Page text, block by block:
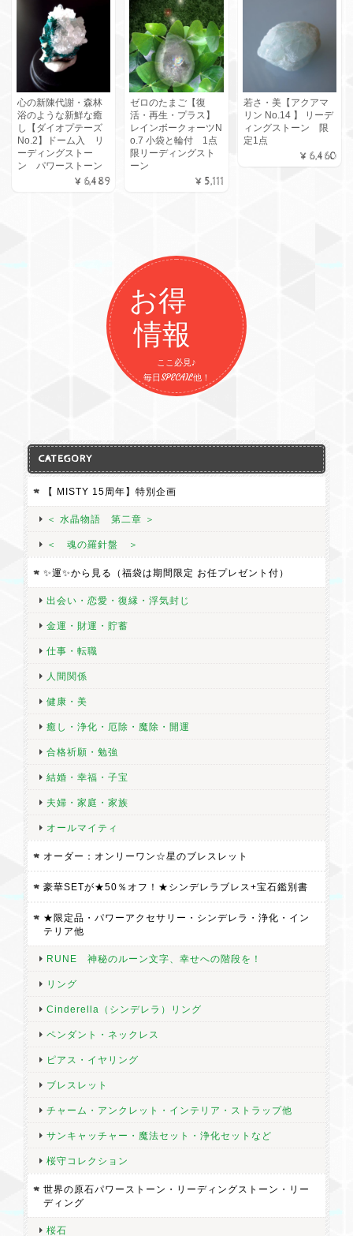
本当に可愛い子です アンダラクリスタルの様な氷の様な 今までに
お迎えした事がないタイプの子です 私がお迎えできた事嬉しいで
す ありがとうございました🥰
★【ご案内済みのお客様専用】マダガスカルローズクォーツ ダブルハート(愛と美の女神アフロディーテ) 数量限定
2026/07/31
ローズクォーツのダブルハート😍 一目惚れでした！ ショップさま
2026/07/31
本日届きました✨本当に可愛くて気に入りました♥綺麗な色でうっ
とりしちゃいます☺♥ ギフトも最高に可愛くて早速つけます! あり
【ふたつの命】琥珀(アンバー)ペンダント 数量限定 (鎖 とコード両方付&ポシェット付）
2026/07/31
配慮に感謝致します アンバーは映画ジュラシックパークの印象が
強く太古の空気がある様な感じがします 2つのアンバー 大切にし
「悪い事しかない連鎖を止めたい」「今の状況を変えたい」そん
ので、初めに気になったこちらに決めました。 不思議な事に手に
した時、悲観的な気持ちだったのに気にならなくなったと言う
持ちのまま、環境も運も変えていけたら良いなと思っています。
2026/07/23
普段使いに出来るネックレスが欲しかったタイミングで、こちら
のお品に出会いました。 どのお品にと迷っていた時に飛び込んで
来て、すぐに決まるなんて優柔不断な私にとっては珍しい事でし
す。 素敵なお品とのご縁をありがとうございました。
とてもキレイだなと思い購入したのですが、お写真以上にキレイ
なお品が届きました。 天然石の浄化に使わせて頂こうと思ってお
ります。
心の新陳代謝・森林
浴のような新鮮な癒
し【ダイオプテーズ
No.2】ドーム入 リ
ーディングストー
ン パワーストーン
¥6,489
ゼロのたまご【復
活・再生・プラス】
レインボークォーツN
o.7 小袋と輪付 1点
限リーディングスト
ーン
¥5,111
若さ・美【アクアマ
リン No.14 】 リーデ
ィングストーン 限
定1点
¥6,460
お得
情報
ここ必見♪
毎日SPECAIL他！
CATEGORY
【 MISTY 15周年】特別企画
＜ 水晶物語 第二章 ＞
＜ 魂の羅針盤 ＞
✨運✨から見る（福袋は期間限定 お任プレゼント付）
出会い・恋愛・復縁・浮気封じ
金運・財運・貯蓄
仕事・転職
人間関係
健康・美
癒し・浄化・厄除・魔除・開運
合格祈願・勉強
結婚・幸福・子宝
夫婦・家庭・家族
オールマイティ
オーダー：オンリーワン☆星のブレスレット
豪華SETが★50％オフ！★シンデレラブレス+宝石鑑別書
★限定品・パワーアクセサリー・シンデレラ・浄化・イン
テリア他
RUNE 神秘のルーン文字、幸せへの階段を！
リング
Cinderella（シンデレラ）リング
ペンダント・ネックレス
ピアス・イヤリング
ブレスレット
チャーム・アンクレット・インテリア・ストラップ他
サンキャッチャー・魔法セット・浄化セットなど
桜守コレクション
世界の原石パワーストーン・リーディングストーン・リー
ディング
桜石